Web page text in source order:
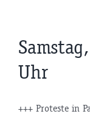
Uhr
+++ Proteste in